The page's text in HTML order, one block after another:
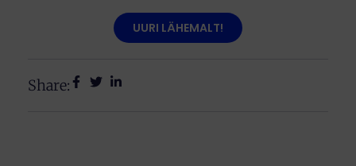
UURI LÄHEMALT!
Share: